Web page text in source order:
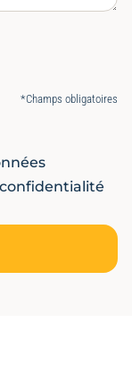
*Champs obligatoires